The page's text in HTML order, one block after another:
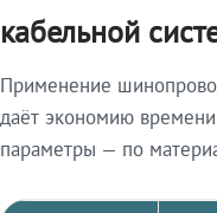
кабельной
Применение
даёт экономию
параметры — по